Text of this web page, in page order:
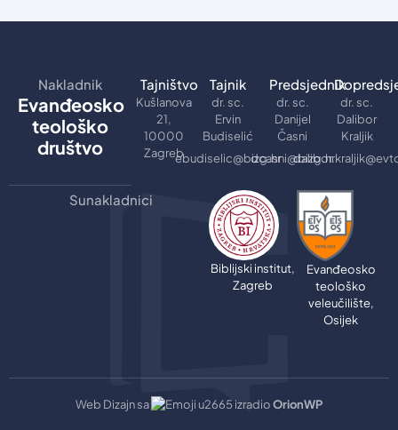
Nakladnik
Evanđeosko
teološko
društvo
Tajništvo
Kušlanova
21,
10000
Zagreb
Tajnik
dr. sc.
Ervin
Budiselić
ebudiselic@bizg.hr
Predsjednik
dr. sc.
Danijel
Časni
dcasni@bizg.hr
dr. sc.
Dalibor
Kraljik
Sunakladnici
Biblijski institut,
Zagreb
Evanđeosko
teološko
veleučilište,
Osijek
Web Dizajn sa izradioOrionWP